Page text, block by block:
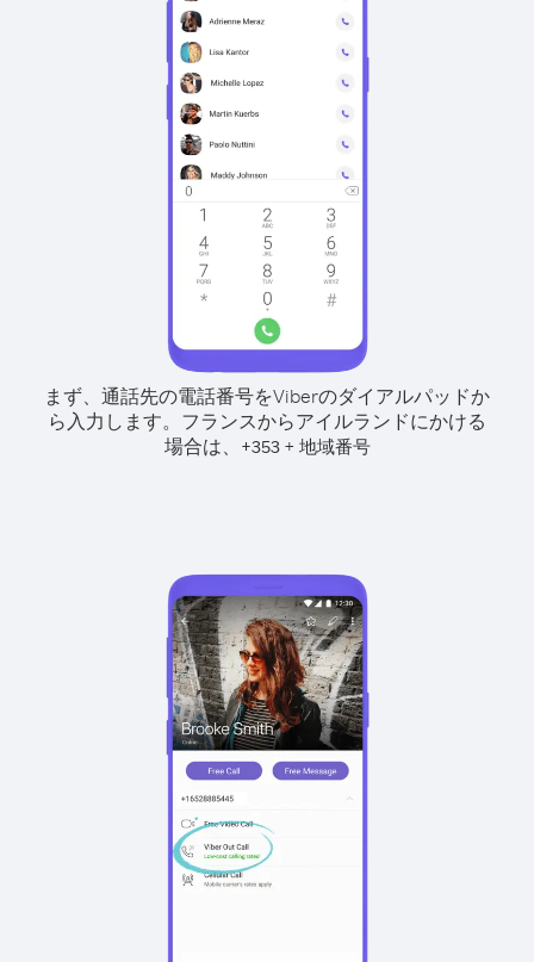
まず、通話先の電話番号をViberのダイアルパッドか
ら入力します。 フランスからアイルランドにかける
場合は、
+353+ 地域番号